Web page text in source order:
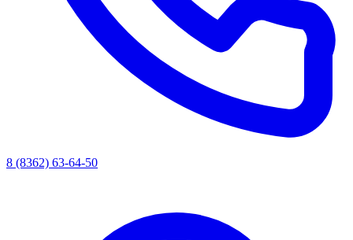
8 (8362) 63-64-50